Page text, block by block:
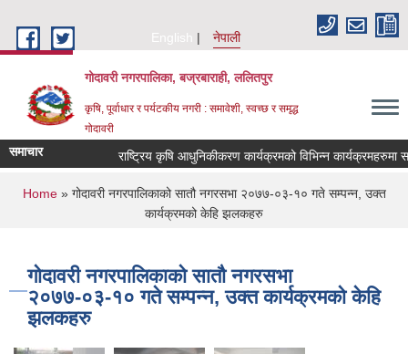
English
नेपाली
गोदावरी नगरपालिका, बज्रबाराही, ललितपुर
कृषि, पूर्वाधार र पर्यटकीय नगरी : समावेशी, स्वच्छ र समृद्ध
गोदावरी
समाचार
You are here
Home» गोदावरी नगरपालिकाको सातौ नगरसभा २०७७-०३-१० गते सम्पन्न, उक्त
कार्यक्रमको केहि झलकहरु
गोदावरी नगरपालिकाको सातौ नगरसभा
२०७७-०३-१० गते सम्पन्न, उक्त कार्यक्रमको केहि
झलकहरु